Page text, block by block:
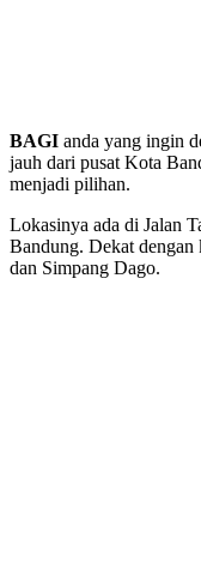
BAGI anda yang ingin
jauh dari pusat Kota
menjadi pilihan.
Lokasinya ada di Jalan
Bandung. Dekat
dan Simpang Dago.